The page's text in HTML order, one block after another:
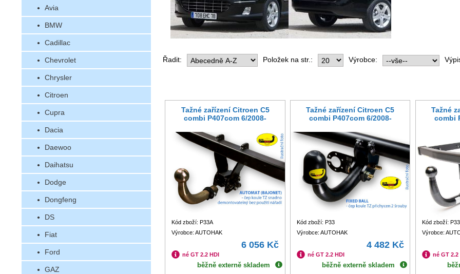
Avia
BMW
Cadillac
Chevrolet
Chrysler
Citroen
Cupra
Dacia
Daewoo
Daihatsu
Dodge
Dongfeng
DS
Fiat
Ford
GAZ
Řadit: Položek na str.: Výrobce:
Tažné zařízení Citroen C5
combi P407com 6/2008-
Kód zboží: P33A
Výrobce: AUTOHAK
6 056 Kč
né GT 2.2 HDI
běžně externě skladem
Tažné zařízení Citroen C5
combi P407com 6/2008-
Kód zboží: P33
Výrobce: AUTOHAK
4 482 Kč
né GT 2.2 HDI
běžně externě skladem
Tažné
combi
Kód zboží:
Výrobce:
né GT 2.2